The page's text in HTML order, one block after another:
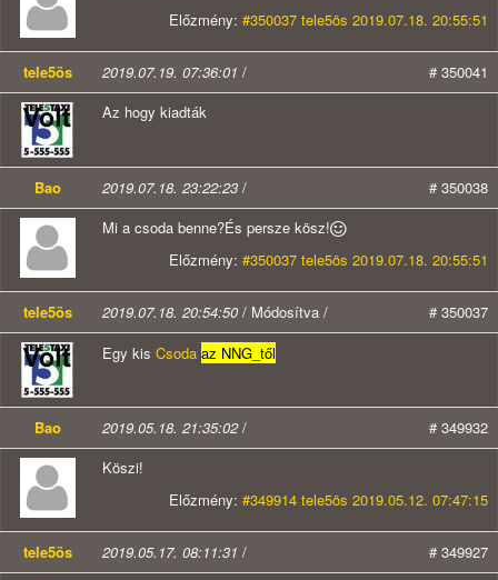
Előzmény: #350037 tele5ös 2019.07.18. 20:55:51
tele5ös 2019.07.19. 07:36:01 /
# 350041
Az hogy kiadták
Bao 2019.07.18. 23:22:23 /
# 350038
Mi a csoda benne?És persze kösz!
Előzmény: #350037 tele5ös 2019.07.18. 20:55:51
tele5ös 2019.07.18. 20:54:50 / Módosítva /
# 350037
Egy kis Csoda az NNG_től
Bao 2019.05.18. 21:35:02/
# 349932
Köszi!
Előzmény: #349914 tele5ös 2019.05.12. 07:47:15
tele5ös 2019.05.17. 08:11:31 /
# 349927